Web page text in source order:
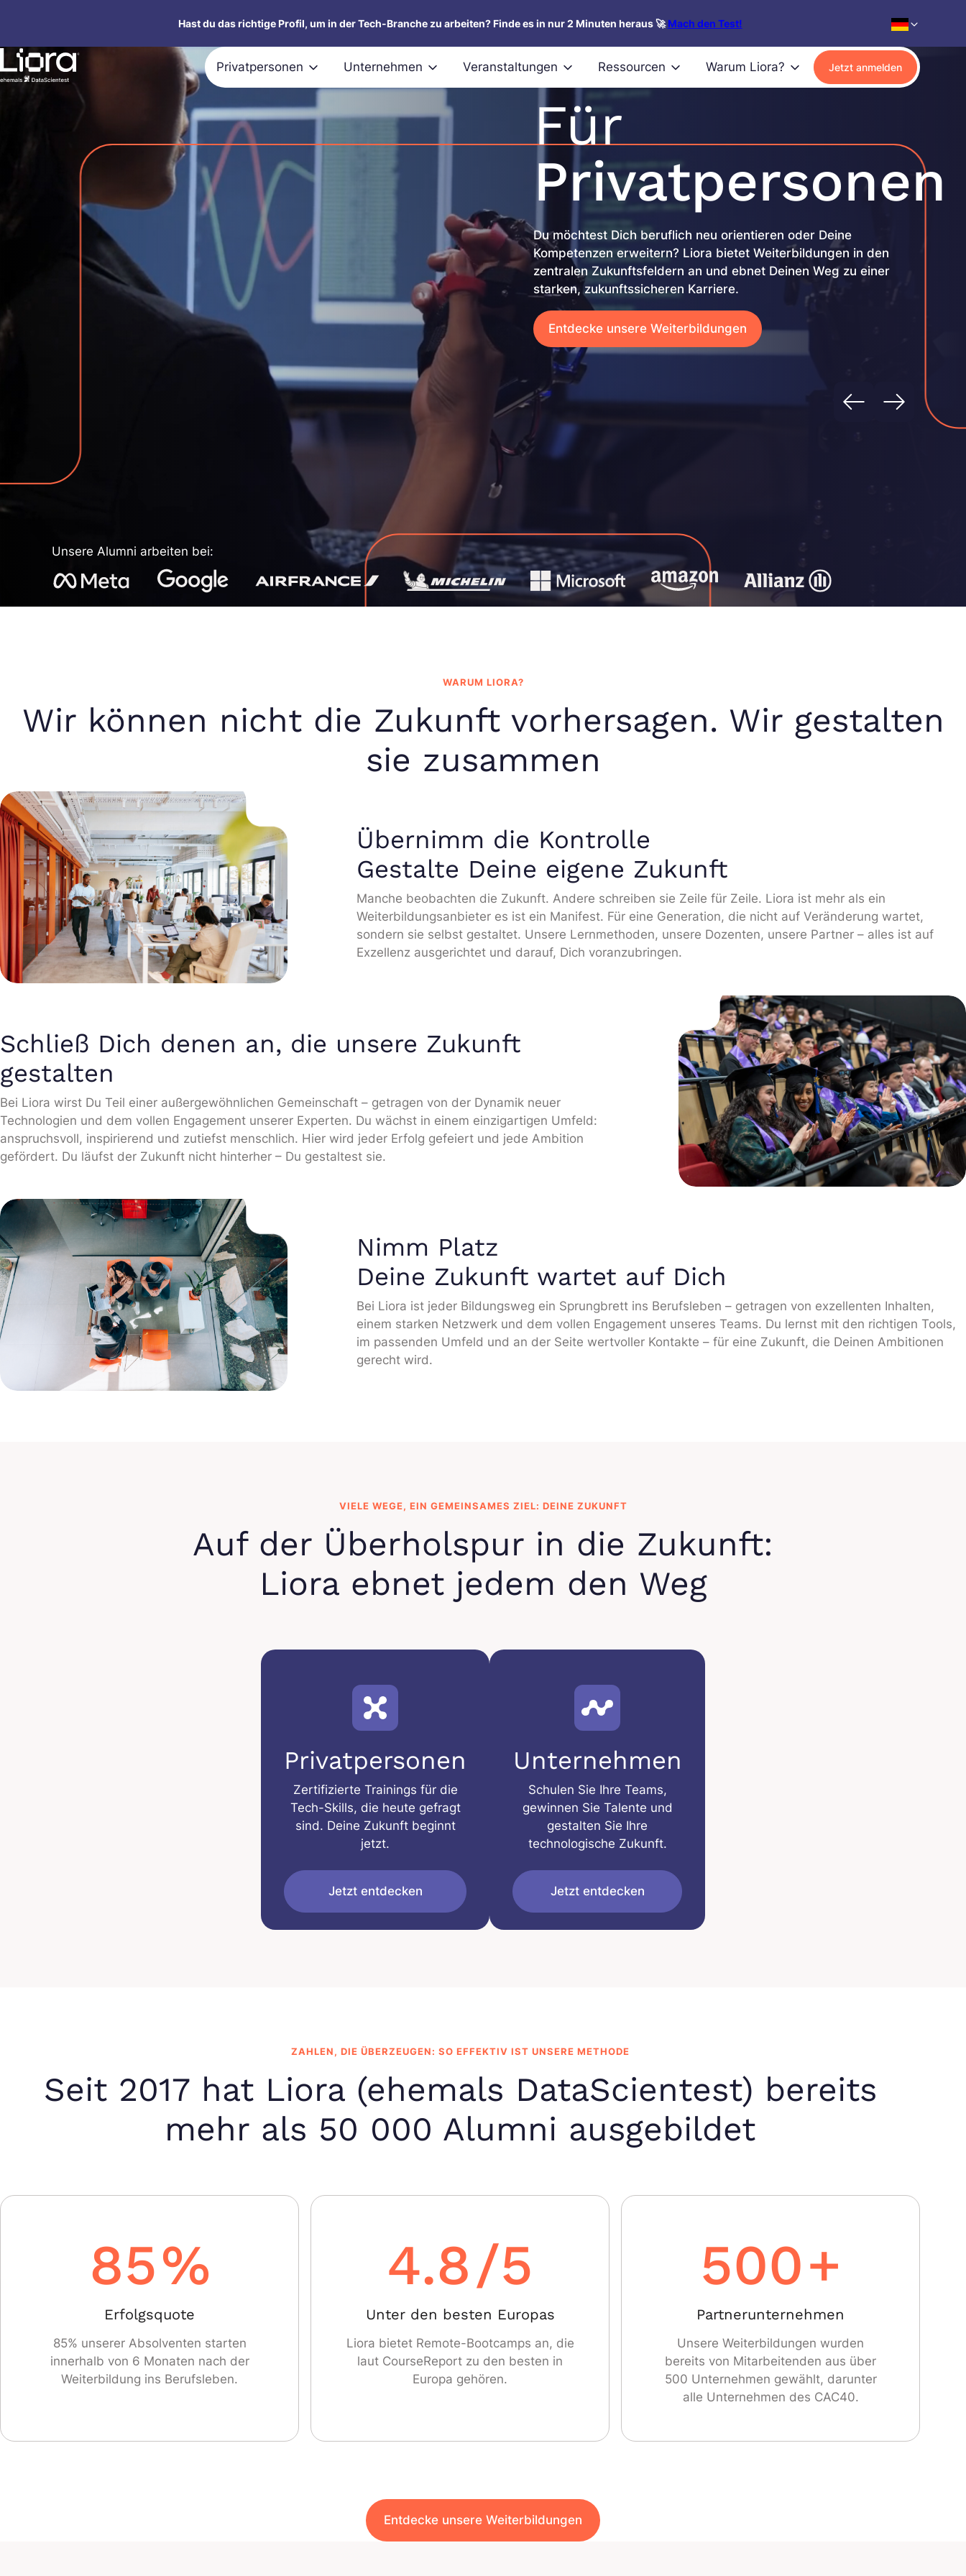
springen
Hast du das richtige Profil, um in der Tech-Branche zu arbeiten? Finde es in nur 2 Minuten heraus 🚀Mach den Test!
Privatpersonen Unternehmen Veranstaltungen Ressourcen Warum Liora? Jetzt anmelden
Für
Privatpersonen
Du möchtest Dich beruflich neu orientieren oder Deine
Kompetenzen erweitern? Liora bietet Weiterbildungen in den
zentralen Zukunftsfeldern an und ebnet Deinen Weg zu einer
starken, zukunftssicheren Karriere.
Entdecke unsere Weiterbildungen
Unsere Alumni arbeiten bei:
WARUM LIORA?
Wir können nicht die Zukunft vorhersagen. Wir gestalten
sie zusammen
Übernimm die Kontrolle
Gestalte Deine eigene Zukunft
Manche beobachten die Zukunft. Andere schreiben sie Zeile für Zeile. Liora ist mehr als ein
Weiterbildungsanbieter es ist ein Manifest. Für eine Generation, die nicht auf Veränderung wartet,
sondern sie selbst gestaltet. Unsere Lernmethoden, unsere Dozenten, unsere Partner – alles ist auf
Exzellenz ausgerichtet und darauf, Dich voranzubringen.
Schließ Dich denen an, die unsere Zukunft
gestalten
Bei Liora wirst Du Teil einer außergewöhnlichen Gemeinschaft – getragen von der Dynamik neuer
Technologien und dem vollen Engagement unserer Experten. Du wächst in einem einzigartigen Umfeld:
anspruchsvoll, inspirierend und zutiefst menschlich. Hier wird jeder Erfolg gefeiert und jede Ambition
gefördert. Du läufst der Zukunft nicht hinterher – Du gestaltest sie.
Nimm Platz
Deine Zukunft wartet auf Dich
Bei Liora ist jeder Bildungsweg ein Sprungbrett ins Berufsleben – getragen von exzellenten Inhalten,
einem starken Netzwerk und dem vollen Engagement unseres Teams. Du lernst mit den richtigen Tools,
im passenden Umfeld und an der Seite wertvoller Kontakte – für eine Zukunft, die Deinen Ambitionen
gerecht wird.
VIELE WEGE, EIN GEMEINSAMES ZIEL: DEINE ZUKUNFT
Auf der Überholspur in die Zukunft:
Liora ebnet jedem den Weg
Privatpersonen
Zertifizierte Trainings für die
Tech-Skills, die heute gefragt
sind. Deine Zukunft beginnt
jetzt.
Jetzt entdecken
Unternehmen
Schulen Sie Ihre Teams,
gewinnen Sie Talente und
gestalten Sie Ihre
technologische Zukunft.
Jetzt entdecken
ZAHLEN, DIE ÜBERZEUGEN: SO EFFEKTIV IST UNSERE METHODE
Seit 2017 hat Liora (ehemals DataScientest) bereits
mehr als 50 000 Alumni ausgebildet
85%
Erfolgsquote
85% unserer Absolventen starten
innerhalb von 6 Monaten nach der
Weiterbildung ins Berufsleben.
4.8/5
Unter den besten Europas
Liora bietet Remote-Bootcamps an, die
laut CourseReport zu den besten in
Europa gehören.
500+
Partnerunternehmen
Unsere Weiterbildungen wurden
bereits von Mitarbeitenden aus über
500 Unternehmen gewählt, darunter
alle Unternehmen des CAC40.
Entdecke unsere Weiterbildungen